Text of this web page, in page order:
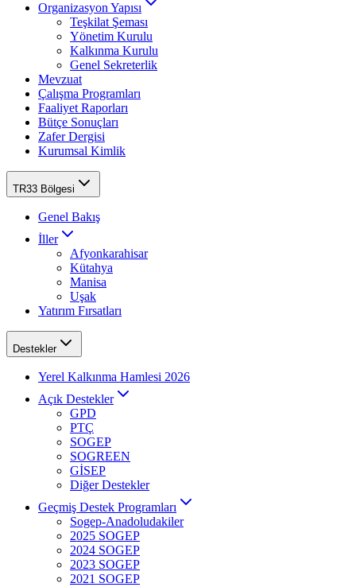
Organizasyon Yapısı
Teşkilat Şeması
Yönetim Kurulu
Kalkınma Kurulu
Genel Sekreterlik
Mevzuat
Çalışma Programları
Faaliyet Raporları
Bütçe Sonuçları
Zafer Dergisi
Kurumsal Kimlik
TR33 Bölgesi
Genel Bakış
İller
Afyonkarahisar
Kütahya
Manisa
Uşak
Yatırım Fırsatları
Destekler
Yerel Kalkınma Hamlesi 2026
Açık Destekler
GPD
PTÇ
SOGEP
SOGREEN
GİSEP
Diğer Destekler
Geçmiş Destek Programları
Sogep-Anadoludakiler
2025 SOGEP
2024 SOGEP
2023 SOGEP
2021 SOGEP